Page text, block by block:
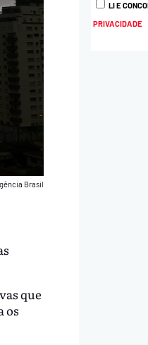
Brasil
que
os
LI E
PRIVACIDADE